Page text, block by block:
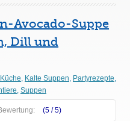
Avocado-Suppe
Dill und
, Kalte Suppen, Partyrezepte,
, Suppen
(5 /5)